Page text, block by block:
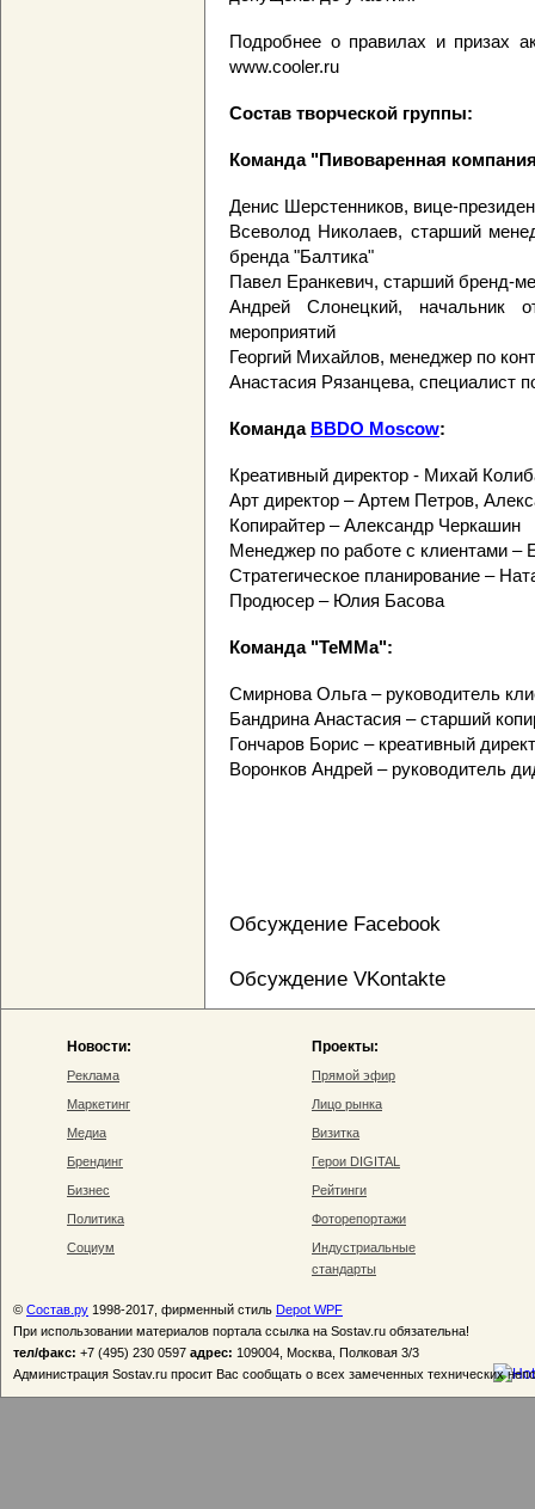
Подробнее о правилах и призах
www.cooler.ru
Состав творческой группы:
Команда "Пивоваренная
Денис Шерстенников, вице-
Всеволод Николаев, старший
бренда "Балтика"
Павел Еранкевич, старший бренд-
Андрей Слонецкий, начальник
мероприятий
Георгий Михайлов, менеджер по
Анастасия Рязанцева, специалист
Команда BBDO Moscow:
Креативный директор - Михай
Арт директор – Артем Петров,
Копирайтер – Александр Черкашин
Менеджер по работе с клиентами –
Стратегическое планирование –
Продюсер – Юлия Басова
Команда "ТеММа":
Смирнова Ольга – руководитель
Бандрина Анастасия – старший
Гончаров Борис – креативный
Воронков Андрей – руководитель
Обсуждение Facebook
Обсуждение VKontakte
Новости:
Реклама
Маркетинг
Медиа
Брендинг
Бизнес
Политика
Социум
Проекты:
Прямой эфир
Лицо рынка
Визитка
Герои DIGITAL
Рейтинги
Фоторепортажи
Индустриальные
стандарты
© Состав.ру 1998-2017, фирменный стиль Depot WPF
При использовании материалов портала ссылка на Sostav.ru обязательна!
тел/факс: +7 (495) 230 0597 адрес: 109004, Москва, Полковая 3/3
Администрация Sostav.ru просит Вас сообщать о всех замеченных технических